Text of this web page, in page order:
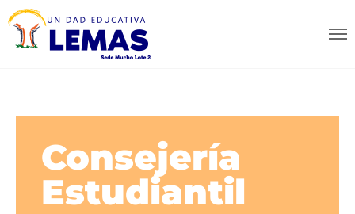
Consejería
Estudiantil